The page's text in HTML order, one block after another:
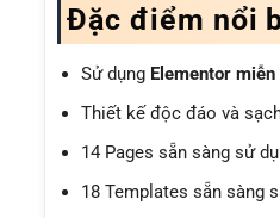
Đặc điểm nổi
Sử dụng Elementor miễn
Thiết kế độc đáo và
14 Pages sẵn sàng sử
18 Templates sẵn sàng